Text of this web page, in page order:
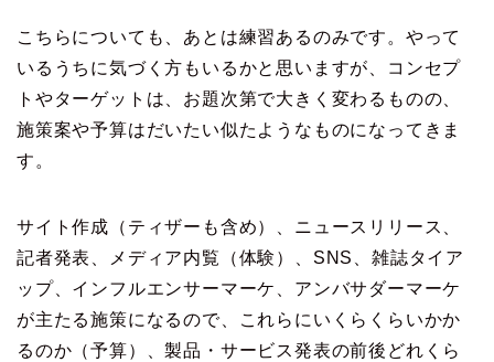
こちらについても、あとは練習あるのみです。やって
いるうちに気づく方もいるかと思いますが、コンセプ
トやターゲットは、お題次第で大きく変わるものの、
施策案や予算はだいたい似たようなものになってきま
す。
サイト作成（ティザーも含め）、ニュースリリース、
記者発表、メディア内覧（体験）、SNS、雑誌タイア
ップ、インフルエンサーマーケ、アンバサダーマーケ
が主たる施策になるので、これらにいくらくらいかか
るのか（予算）、製品・サービス発表の前後どれくら